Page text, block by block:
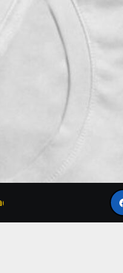
Brand Baju Modis Terbaru